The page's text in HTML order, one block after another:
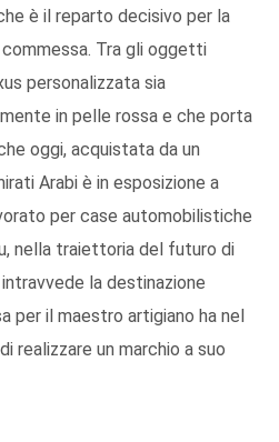
è il reparto decisivo per la
Tra gli oggetti
personalizzata sia
in pelle rossa e che porta
oggi, acquistata da un
Arabi è in esposizione a
per case automobilistiche
nella traiettoria del futuro di
la destinazione
per il maestro artigiano ha nel
realizzare un marchio a suo